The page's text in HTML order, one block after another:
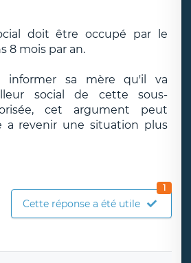
doit être occupé par le
8 mois par an.
informer sa mère qu'il va
social de cette sous-
cet argument peut
a revenir une situation plus
Cette réponse a été utile
1